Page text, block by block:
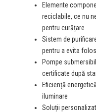
Elemente
reciclabile, ce nu
pentru curățare
Sistem de
pentru a evita
Pompe
certificate după
Eficiență
iluminare
Soluții